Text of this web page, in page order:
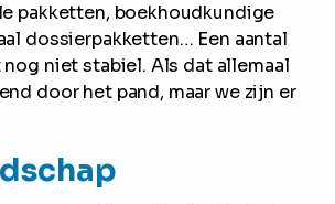
pakketten, boekhoudkundige
dossierpakketten… Een aantal
niet stabiel. Als dat allemaal
door het pand, maar we zijn er